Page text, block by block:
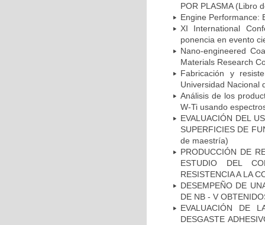
POR PLASMA (Libro
Engine Performance:
XI International
ponencia en evento
Nano-engineered
Materials Research
Fabricación y
Universidad Nacional
Análisis de los
W-Ti usando
EVALUACIÓN DEL
SUPERFICIES DE
de maestría)
PRODUCCIÓN DE
ESTUDIO DEL
RESISTENCIA A LA
DESEMPEÑO DE
DE NB - V
EVALUACIÓN DE
DESGASTE